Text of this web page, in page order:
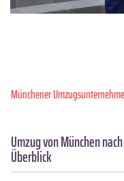
Münchener
Umzug von München
Überblick